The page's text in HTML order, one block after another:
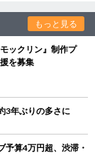
もっと見る
ックリン』制作プ
を募集
3年ぶりの多さに
算4万円超、渋滞・